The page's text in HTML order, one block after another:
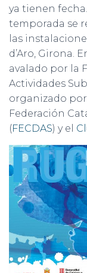
ya tienen
temporada se
las
d’Aro, Girona.
avalado por la
Actividades
organizado
Federación
(FECDAS) y el